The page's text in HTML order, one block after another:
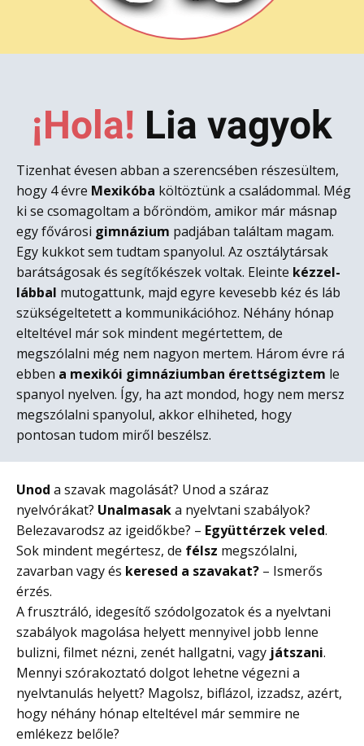
¡Hola! L​ia vagyok
Tizenhat évesen abban a szerencsében részesültem,
hogy 4 évre Mexikóba költöztünk a családommal. Még
ki se csomagoltam a bőröndöm, amikor már másnap
egy fővárosi gimnázium padjában találtam magam.
Egy kukkot sem tudtam spanyolul. Az osztálytársak
barátságosak és segítőkészek voltak. Eleinte kézzel-
lábbal mutogattunk, majd egyre kevesebb kéz és láb
szükségeltetett a kommunikációhoz. Néhány hónap
elteltével már sok mindent megértettem, de
megszólalni még nem nagyon mertem. Három évre rá
ebben a mexikói gimnáziumban érettségiztem le
spanyol nyelven. Így, ha azt mondod, hogy nem mersz
megszólalni spanyolul, akkor elhiheted, hogy
pontosan tudom miről beszélsz.
Unod a szavak magolását? Unod a száraz
nyelvórákat? Unalmasaka nyelvtani szabályok?
Belezavarodsz az igeidőkbe? – Együttérzek veled.
Sok mindent megértesz, de félsz megszólalni,
zavarban vagy és keresed a szavakat? – Ismerős
érzés.
A frusztráló, idegesítő szódolgozatok és a nyelvtani
szabályok magolása helyett mennyivel jobb lenne
bulizni, filmet nézni, zenét hallgatni, vagy játszani.
Mennyi szórakoztató dolgot lehetne végezni a
nyelvtanulás helyett? Magolsz, biflázol, izzadsz, azért,
hogy néhány hónap elteltével már semmire ne
emlékezz belőle?